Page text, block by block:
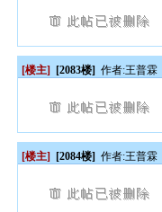
[楼主] [2083楼] 作者:王普霖
[楼主] [2084楼] 作者:王普霖